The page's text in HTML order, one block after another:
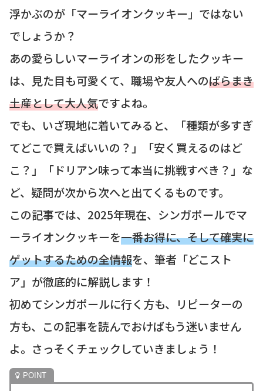
浮かぶのが「マーライオンクッキー」ではない
でしょうか？
あの愛らしいマーライオンの形をしたクッキー
は、見た目も可愛くて、職場や友人へのばらまき
土産として大人気ですよね。
でも、いざ現地に着いてみると、「種類が多すぎ
てどこで買えばいいの？」「安く買えるのはど
こ？」「ドリアン味って本当に挑戦すべき？」な
ど、疑問が次から次へと出てくるものです。
この記事では、2025年現在、シンガポールでマ
ーライオンクッキーを一番お得に、そして確実に
ゲットするための全情報を、筆者「どこスト
ア」が徹底的に解説します！
初めてシンガポールに行く方も、リピーターの
方も、この記事を読んでおけばもう迷いません
よ。さっそくチェックしていきましょう！